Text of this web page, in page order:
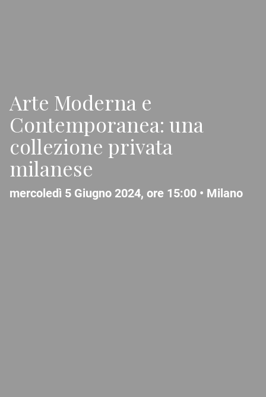
Arte Moderna e
Contemporanea: una
collezione privata
milanese
mercoledì 5 Giugno 2024, ore 15:00 • Milano